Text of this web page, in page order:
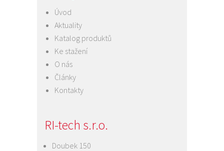
Úvod
Aktuality
Katalog produktů
Ke stažení
O nás
Články
Kontakty
RI-tech s.r.o.
Doubek 150